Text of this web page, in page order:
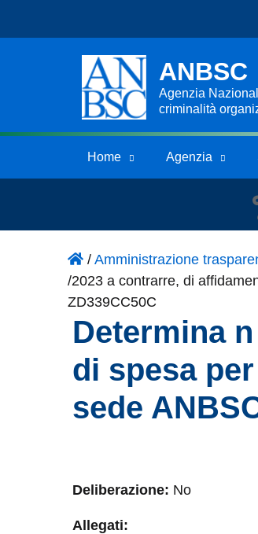
ANBSC
Agenzia
criminalità
Home Agenzia
/Amministrazione
/2023 a contrarre, di
ZD339CC50C
Determina
di spesa
sede
Deliberazione: No
Allegati: